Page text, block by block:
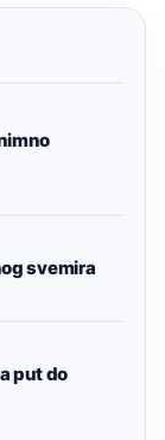
svemira
put do